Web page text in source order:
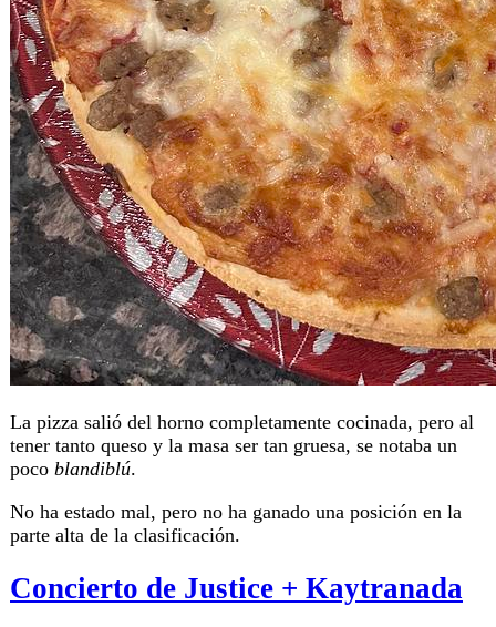
La pizza salió del horno completamente cocinada, pero al
tener tanto queso y la masa ser tan gruesa, se notaba un
poco blandiblú.
No ha estado mal, pero no ha ganado una posición en la
parte alta de la clasificación.
Concierto de Justice + Kaytranada